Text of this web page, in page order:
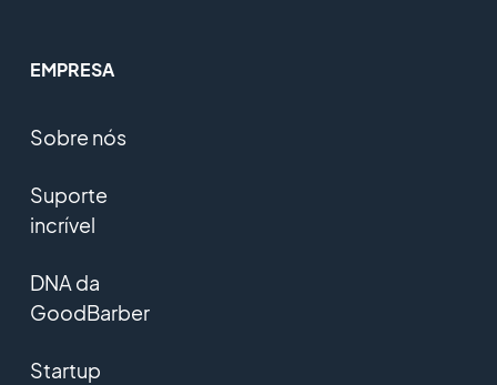
EMPRESA
Sobre nós
Suporte
incrível
DNA da
GoodBarber
Startup